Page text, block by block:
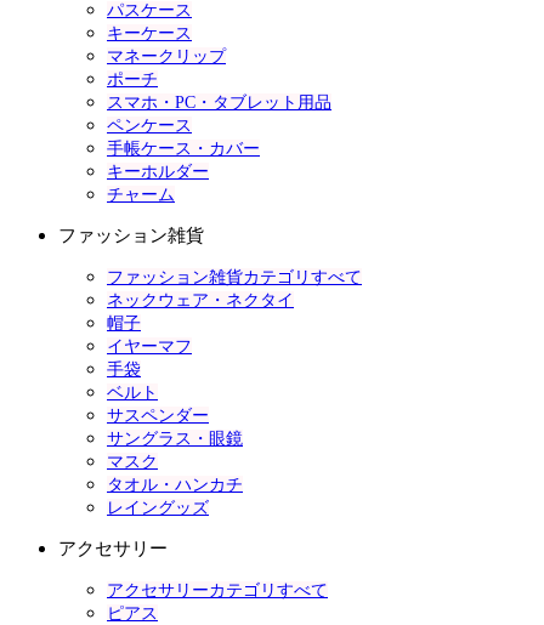
パスケース
キーケース
マネークリップ
ポーチ
スマホ・PC・タブレット用品
ペンケース
手帳ケース・カバー
キーホルダー
チャーム
ファッション雑貨
ファッション雑貨カテゴリすべて
ネックウェア・ネクタイ
帽子
イヤーマフ
手袋
ベルト
サスペンダー
サングラス・眼鏡
マスク
タオル・ハンカチ
レイングッズ
アクセサリー
アクセサリーカテゴリすべて
ピアス